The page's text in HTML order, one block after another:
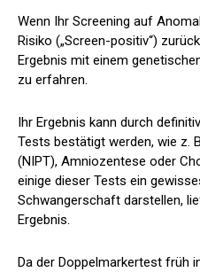
Wenn Ihr Screening auf
Risiko („Screen-positiv“)
Ergebnis mit einem
zu erfahren.
Ihr Ergebnis kann durch
Tests bestätigt werden, wie z.
(NIPT), Amniozentese oder
einige dieser Tests ein
Schwangerschaft darstellen,
Ergebnis.
Da der Doppelmarkertest früh